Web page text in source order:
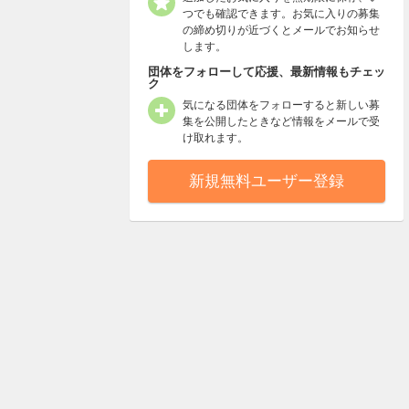
つでも確認できます。お気に入りの募集
の締め切りが近づくとメールでお知らせ
します。
団体をフォローして応援、最新情報もチェッ
ク
気になる団体をフォローすると新しい募
集を公開したときなど情報をメールで受
け取れます。
新規無料ユーザー登録